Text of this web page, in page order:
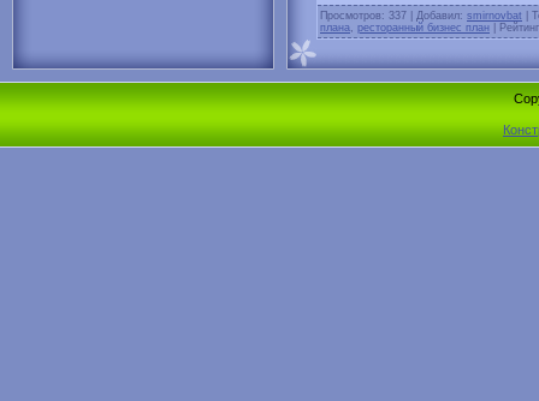
Просмотров: 337 | Добавил: smirnovbat
плана ресторанный бизнес план Рейтинг